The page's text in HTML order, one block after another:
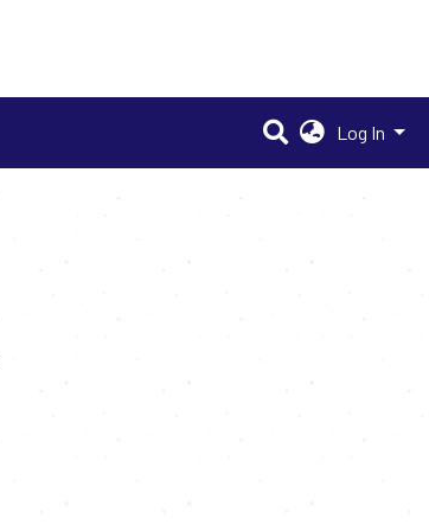
Log In